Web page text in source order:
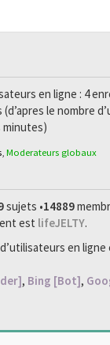
en ligne : 4
le nombre
minutes)
Moderateurs globaux
sujets •14889
est lifeJELTY.
en ligne
, Bing [Bot],